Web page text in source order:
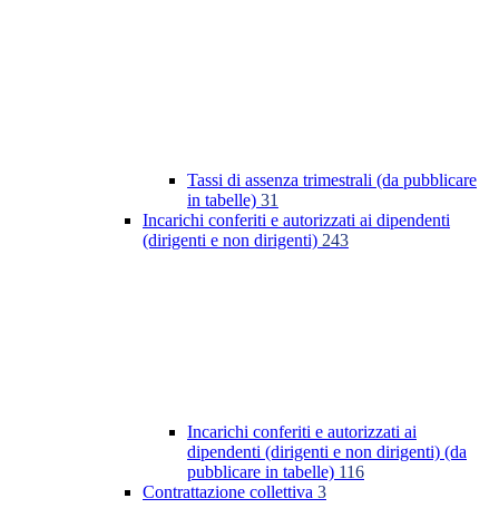
Tassi di assenza trimestrali (da pubblicare
in tabelle) 31
Incarichi conferiti e autorizzati ai dipendenti
(dirigenti e non dirigenti) 243
Incarichi conferiti e autorizzati ai
dipendenti (dirigenti e non dirigenti) (da
pubblicare in tabelle) 116
Contrattazione collettiva 3